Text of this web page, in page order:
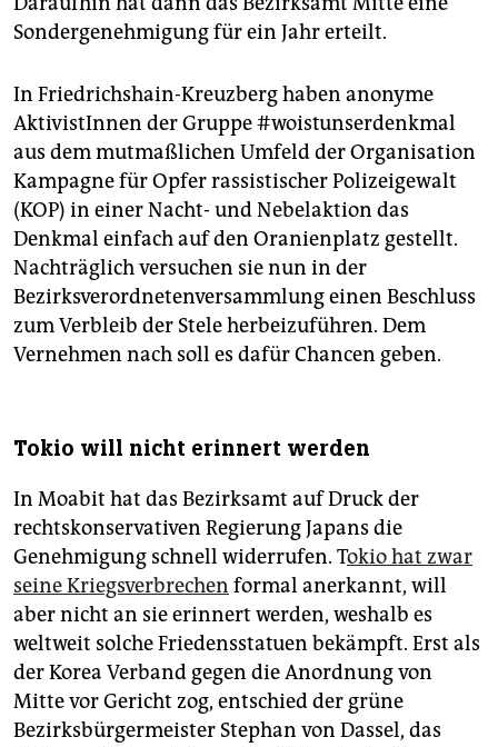
Sondergenehmigung für ein Jahr erteilt.
In Friedrichshain-Kreuzberg haben anonyme
AktivistInnen der Gruppe #woistunserdenkmal
aus dem mutmaßlichen Umfeld der Organisation
Kampagne für Opfer rassistischer Polizeigewalt
(KOP) in einer Nacht- und Nebelaktion das
Denkmal einfach auf den Oranienplatz gestellt.
Nachträglich versuchen sie nun in der
Bezirksverordnetenversammlung einen Beschluss
zum Verbleib der Stele herbeizuführen. Dem
Vernehmen nach soll es dafür Chancen geben.
Tokio will nicht erinnert werden
In Moabit hat das Bezirksamt auf Druck der
rechtskonservativen Regierung Japans die
Genehmigung schnell widerrufen. Tokio hat zwar
seine Kriegsverbrechen formal anerkannt, will
aber nicht an sie erinnert werden, weshalb es
weltweit solche Friedensstatuen bekämpft. Erst als
der Korea Verband gegen die Anordnung von
Mitte vor Gericht zog, entschied der grüne
Bezirksbürgermeister Stephan von Dassel, das